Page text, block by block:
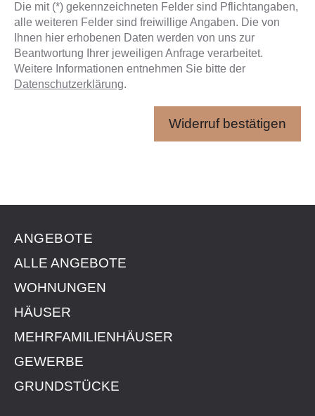
Die mit (*) gekennzeichneten Felder sind Pflichtangaben,
alle weiteren Felder sind freiwillige Angaben. Die von
Ihnen hier erhobenen Daten werden von uns zur
Beantwortung Ihrer jeweiligen Anfrage verarbeitet.
Weitere Informationen entnehmen Sie bitte der
Datenschutzerklärung.
Widerruf bestätigen
ANGEBOTE
ALLE ANGEBOTE
WOHNUNGEN
HÄUSER
MEHRFAMILIENHÄUSER
GEWERBE
GRUNDSTÜCKE